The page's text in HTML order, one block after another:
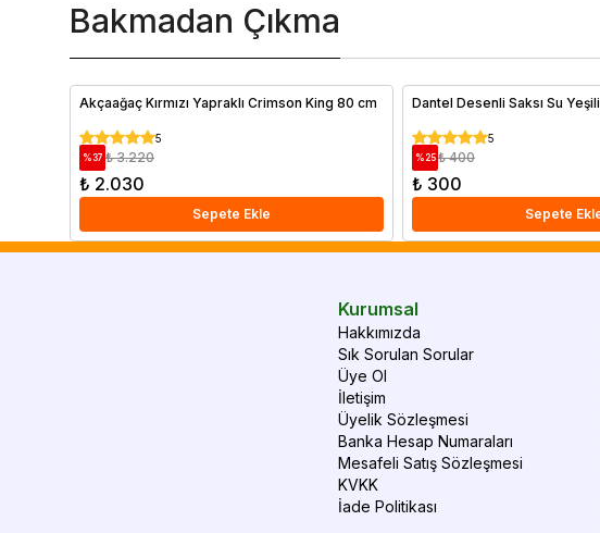
verimli ve
Bakmadan Çıkma
Akçaağaç Kırmızı Yapraklı Crimson King 80 cm
5
%37 ₺ 3.220
₺ 2.030
Sepete Ekle
Dantel Desenli Saksı Su
5
%25 ₺ 400
₺ 300
Sepete
Kurumsal
Hakkımızda
Sık Sorulan Sorular
Üye Ol
İletişim
Üyelik Sözleşmesi
Banka Hesap Numaraları
Mesafeli Satış Sözleşmesi
KVKK
İade Politikası